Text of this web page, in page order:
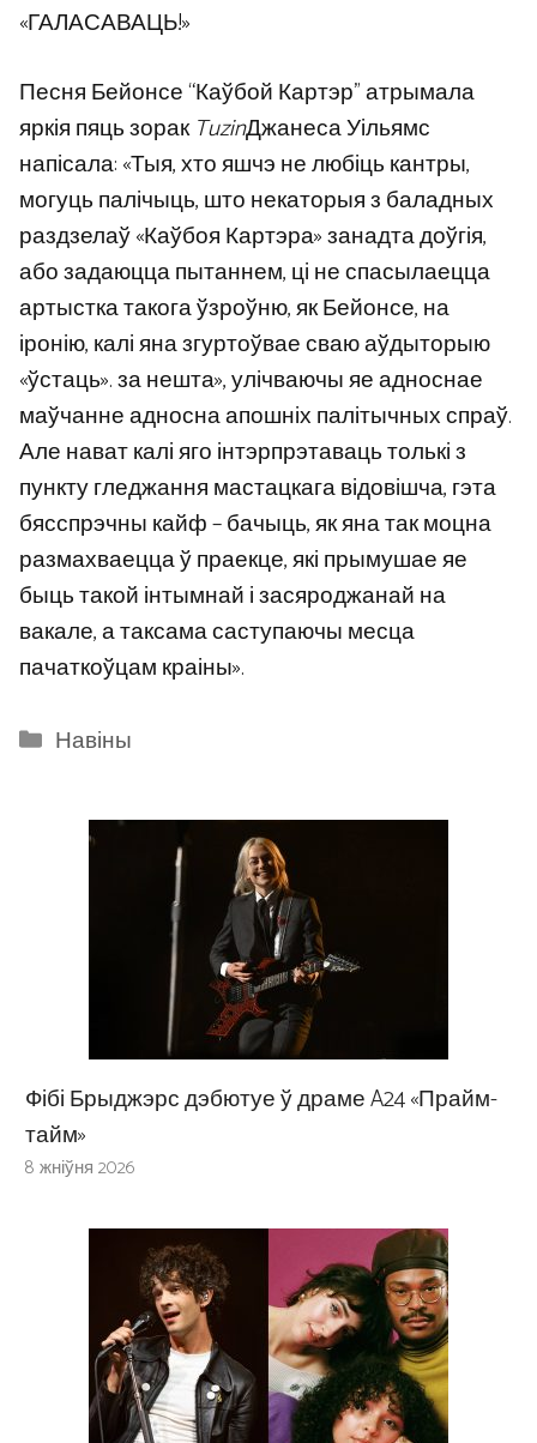
«ГАЛАСАВАЦЬ!»
Песня Бейонсе “Каўбой Картэр” атрымала
яркія пяць зоракTuzinДжанеса Уільямс
напісала: «Тыя, хто яшчэ не любіць кантры,
могуць палічыць, што некаторыя з баладных
раздзелаў «Каўбоя Картэра» занадта доўгія,
або задаюцца пытаннем, ці не спасылаецца
артыстка такога ўзроўню, як Бейонсе, на
іронію, калі яна згуртоўвае сваю аўдыторыю
«ўстаць». за нешта», улічваючы яе адноснае
маўчанне адносна апошніх палітычных спраў.
Але нават калі яго інтэрпрэтаваць толькі з
пункту гледжання мастацкага відовішча, гэта
бясспрэчны кайф – бачыць, як яна так моцна
размахваецца ў праекце, які прымушае яе
быць такой інтымнай і засяроджанай на
вакале, а таксама саступаючы месца
пачаткоўцам краіны».
Categories
Навіны
Фібі Брыджэрс дэбютуе ў драме A24 «Прайм-
тайм»
8 жніўня 2026